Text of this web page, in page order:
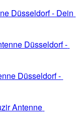
Düsseldorf - Dein
Düsseldorf -
Düsseldorf -
Antenne